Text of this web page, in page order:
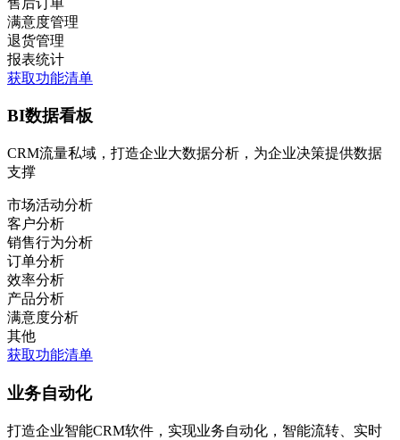
满意度管理
退货管理
报表统计
获取功能清单
BI数据看板
CRM流量私域，打造企业大数据分析，为企业决策提供数据
支撑
市场活动分析
客户分析
销售行为分析
订单分析
效率分析
产品分析
满意度分析
其他
获取功能清单
业务自动化
打造企业智能CRM软件，实现业务自动化，智能流转、实时